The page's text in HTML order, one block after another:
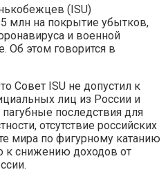
(ISU)
млн на покрытие убытков,
и военной
Об этом говорится в
Совет ISU не допустил к
лиц из России и
последствия для
отсутствие российских
мира по фигурному катанию
к снижению доходов от